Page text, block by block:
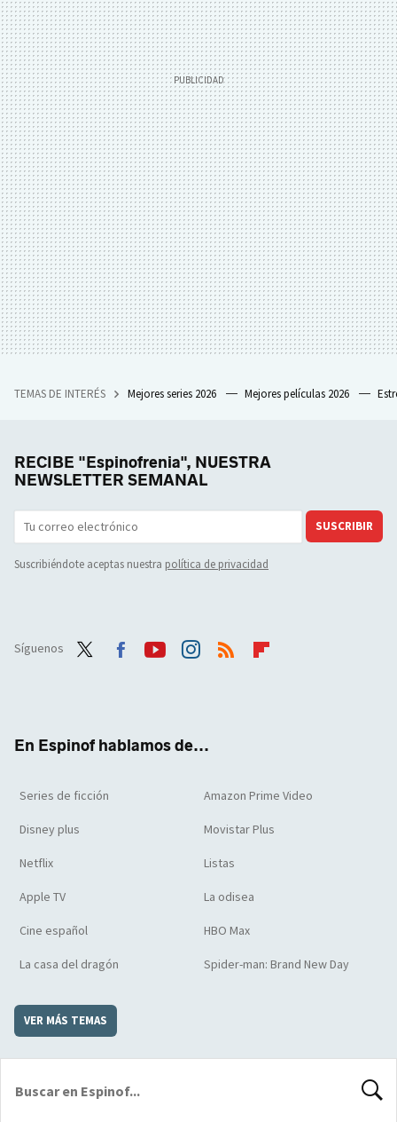
TEMAS DE INTERÉS Mejores series 2026 Mejores películas 2026
RECIBE "Espinofrenia", NUESTRA
NEWSLETTER SEMANAL
SUSCRIBIR
Suscribiéndote aceptas nuestra política de privacidad
Síguenos
En Espinof hablamos de...
Series de ficción Amazon Prime Video
Disney plus Movistar Plus
Netflix Listas
Apple TV La odisea
Cine español HBO Max
La casa del dragón Spider-man: Brand New Day
VER MÁS TEMAS